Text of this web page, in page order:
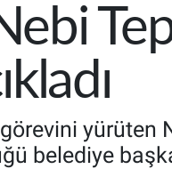
görevini
belediye